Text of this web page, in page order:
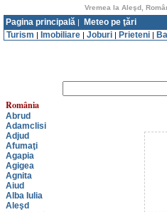
Vremea la Aleşd,
Pagina principală |
Meteo pe ţări
Turism | Imobiliare | Joburi | Prieteni |
România
Abrud
Adamclisi
Adjud
Afumaţi
Agapia
Agigea
Agnita
Aiud
Alba Iulia
Aleşd